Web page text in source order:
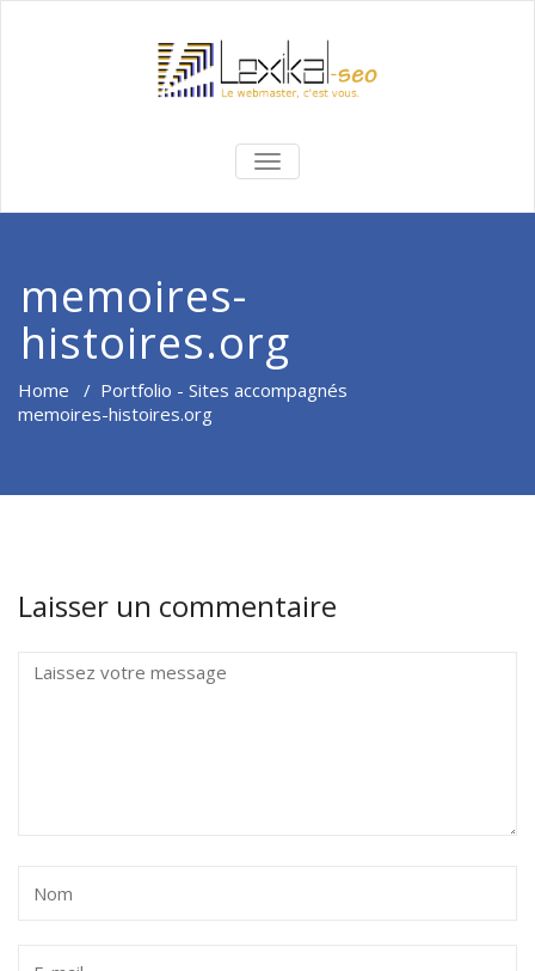
BASCULER
LA
memoires-
histoires.org
Home / Portfolio - Sites accompagnés
memoires-histoires.org
Laisser un commentaire